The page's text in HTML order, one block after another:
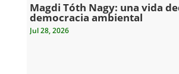
Magdi Tóth Nagy: una vida
democracia ambiental
Jul 28, 2026